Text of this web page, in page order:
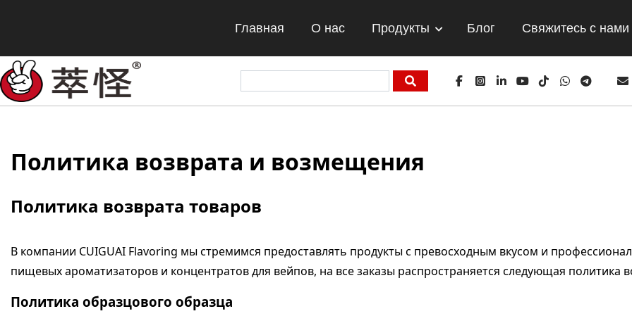
Главная О нас Продукты Блог Свяжитесь с нами
Политика возврата и возмещения
Политика возврата товаров
В компании CUIGUAI Flavoring мы стремимся предоставлять продукты с превосходным вкусом и
пищевых ароматизаторов и концентратов для вейпов, на все заказы распространяется следующая политика
Политика образцового образца